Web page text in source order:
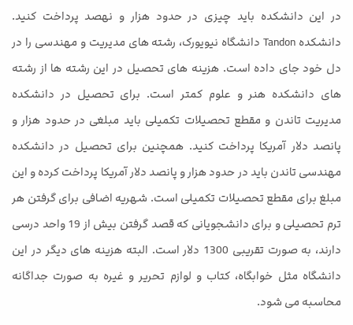
در این دانشکده باید چیزی در حدود هزار و نهصد پرداخت کنید.
دانشکده Tandon دانشگاه نیویورک، رشته های مدیریت و مهندسی را در
دل خود جای داده است. هزینه های تحصیل در این رشته ها از رشته
های دانشکده هنر و علوم کمتر است. برای تحصیل در دانشکده
مدیریت تاندن و مقطع تحصیلات تکمیلی باید مبلغی در حدود هزار و
پانصد دلار آمریکا پرداخت کنید. همچنین برای تحصیل در دانشکده
مهندسی تاندن باید در حدود هزار و پانصد دلار آمریکا پرداخت کرده و این
مبلغ برای مقطع تحصیلات تکمیلی است. شهریه اضافی برای گرفتن هر
ترم تحصیلی و برای دانشجویانی که قصد گرفتن بیش از 19 واحد درسی
دارند، به صورت تقریبی 1300 دلار است. البته هزینه های دیگر در این
دانشگاه مثل خوابگاه، کتاب و لوازم تحریر و غیره به صورت جداگانه
محاسبه می شود.